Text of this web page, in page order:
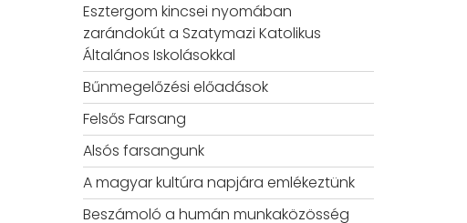
Esztergom kincsei nyomában
zarándokút a Szatymazi Katolikus
Általános Iskolásokkal
Bűnmegelőzési előadások
Felsős Farsang
Alsós farsangunk
A magyar kultúra napjára emlékeztünk
Beszámoló a humán munkaközösség